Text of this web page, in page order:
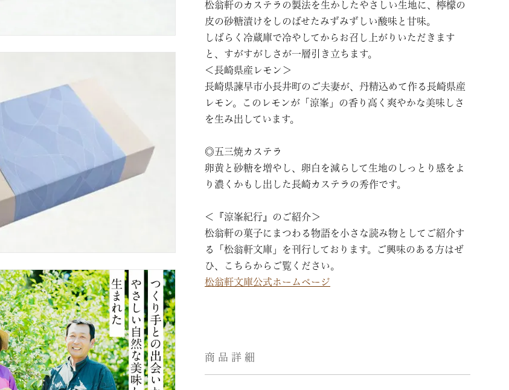
松翁軒のカステラの製法を生かしたやさしい生地に、檸檬の
皮の砂糖漬けをしのばせたみずみずしい酸味と甘味。
しばらく冷蔵庫で冷やしてからお召し上がりいただきます
と、すがすがしさが一層引き立ちます。
＜長崎県産レモン＞
長崎県諫早市小長井町のご夫妻が、丹精込めて作る長崎県産
レモン。このレモンが「涼峯」の香り高く爽やかな美味しさ
を生み出しています。
◎五三焼カステラ
卵黄と砂糖を増やし、卵白を減らして生地のしっとり感をよ
り濃くかもし出した長崎カステラの秀作です。
＜『涼峯紀行』のご紹介＞
松翁軒の菓子にまつわる物語を小さな読み物としてご紹介す
る「松翁軒文庫」を刊行しております。ご興味のある方はぜ
ひ、こちらからご覧ください。
松翁軒文庫公式ホームページ
商品詳細